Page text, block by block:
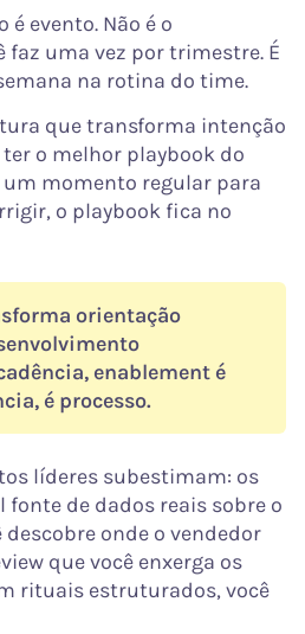
evento. Não é o
uma vez por trimestre. É
na rotina do time.
que transforma intenção
o melhor playbook do
momento regular para
o playbook fica no
orientação
enablement é
é processo.
líderes subestimam: os
de dados reais sobre o
descobre onde o vendedor
que você enxerga os
rituais estruturados, você